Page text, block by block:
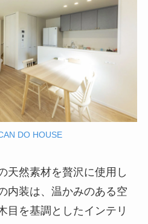
DO HOUSE
天然素材を贅沢に使用し
内装は、温かみのある空
目を基調としたインテリ